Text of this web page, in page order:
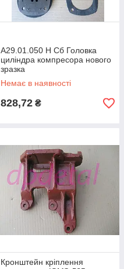
А29.01.050 Н Сб Головка
циліндра компресора нового
зразка
Немає в наявності
828,72 ₴
Кронштейн кріплення